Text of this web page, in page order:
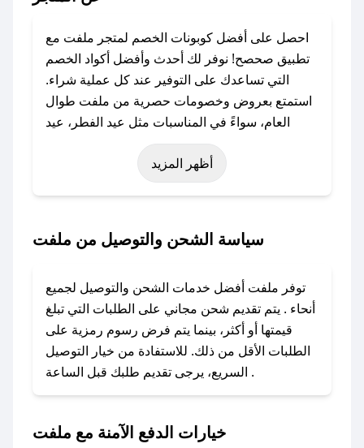
احصل على أفضل كوبونات الخصم لمتجر ملفت مع
تطبيق صحصح! نوفر لك أحدث وأفضل أكواد الخصم
التي تساعدك على التوفير عند كل عملية شراء.
استمتع بعروض وخصومات حصرية من ملفت طوال
العام، سواءً في المناسبات مثل عيد الفطر، عيد
الأضحى، الجمعة البيضاء (شهر نوفمبر)، رمضان،
اليوم الوطني، يوم التأسيس، أو حتى عروض خاصة
باستخدام تطبيق صحصح، يمكنك العثور بسهولة على
تواصل معنا عبر تويتر أو البريد الإلكتروني لإضافته
بسرعة.
### كيفية استخدام كود خصم ملفت؟
1. انسخ كود الخصم من تطبيق صحصح.
2. الصقه في خانة الدفع عند التسوق من ملفت.
### ماذا أفعل إذا لم يعمل كود الخصم؟
أظهر المزيد
سياسة الشحن والتوصيل من ملفت
توفر ملفت أفضل خدمات الشحن والتوصيل لجميع
أنحاء . يتم تقديم شحن مجاني على الطلبات التي تبلغ
قيمتها أو أكثر، بينما يتم فرض رسوم رمزية على
الطلبات الأقل من ذلك. للاستفادة من خيار التوصيل
السريع، يرجى تقديم طلبك قبل الساعة .
خيارات الدفع الآمنة مع ملفت